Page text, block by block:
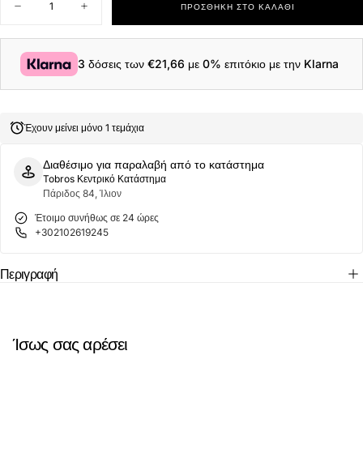
Μείωση
για
Perry
Ανδρική
Polo
M3600-
Αύξηση
ποσότητας
για
Perry
Ανδρική
Polo
M3600-
ΠΡΟΣΘΉΚΗ ΣΤΟ ΚΑΛΆΘΙ
3 δόσεις των€21,66 με 0% επιτόκιο με την Klarna
Έχουν μείνει μόνο 1 τεμάχια
Διαθέσιμο για παραλαβή από το κατάστημα
Tobros Κεντρικό Κατάστημα
Πάριδος 84, Ίλιον
Έτοιμο συνήθως σε 24 ώρες
+302102619245
Περιγραφή
Ίσως σας αρέσει